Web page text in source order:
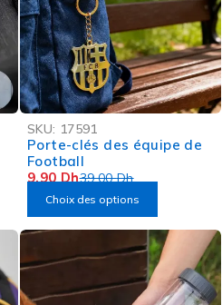
OFFRE FLASH
SKU: 17591
Porte-clés des équipe de
Football
39,00Dh
9,90 Dh
Choix des options